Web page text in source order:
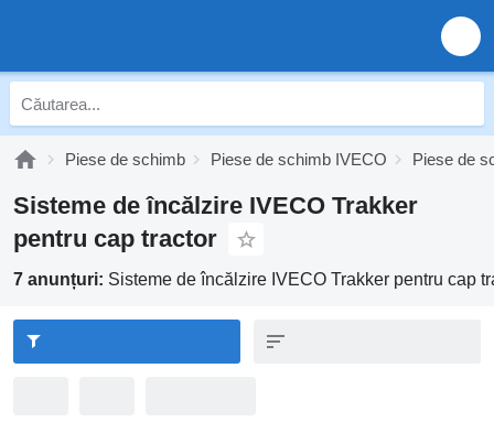
Piese de schimb Piese de schimb IVECO Piese de
Sisteme de încălzire IVECO Trakker
pentru cap tractor
7 anunțuri: Sisteme de încălzire IVECO Trakker pentru cap